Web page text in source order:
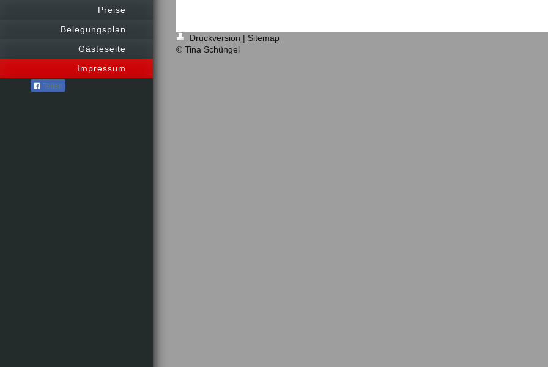
Preise
Belegungsplan
Gästeseite
Impressum
Teilen
Druckversion | Sitemap
© Tina Schüngel